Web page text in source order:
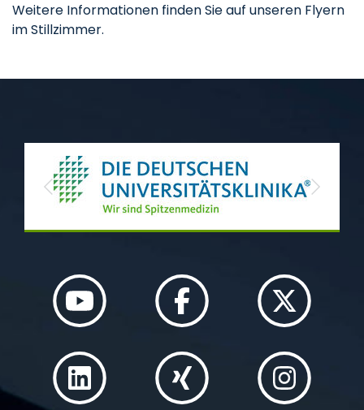
Weitere Informationen finden Sie auf unseren Flyern
im Stillzimmer.
Previous Next